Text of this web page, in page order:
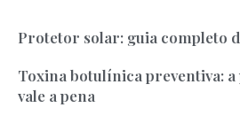
Protetor solar: guia completo
Toxina botulínica preventiva:
vale a pena